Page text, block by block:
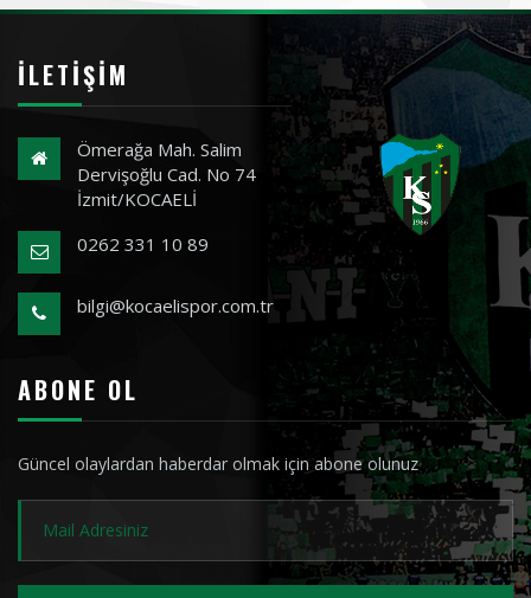
İLETIŞIM
Ömerağa Mah. Salim
Dervişoğlu Cad. No 74
İzmit/KOCAELİ
0262 331 10 89
bilgi@kocaelispor.com.tr
ABONE OL
Güncel olaylardan haberdar olmak için abone olunuz